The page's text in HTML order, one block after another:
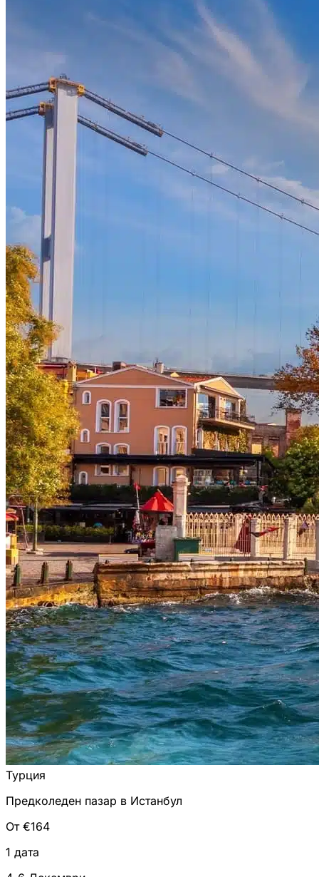
Турция
Предколеден пазар в Истанбул
От €164
1 дата